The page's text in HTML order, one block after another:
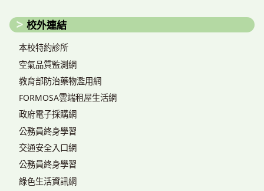
校外連結
本校特約診所
空氣品質監測網
教育部防治藥物濫用網
FORMOSA雲端租屋生活網
政府電子採購網
公務員終身學習
交通安全入口網
公務員終身學習
綠色生活資訊網